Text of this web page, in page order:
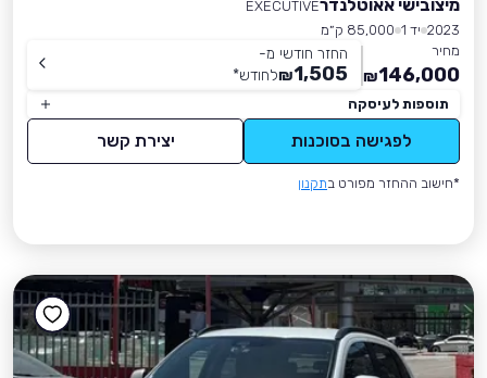
מיצובישי אאוטלנדרEXECUTIVE
2023 יד 1
85,000 ק״מ
מחיר
146,000
₪
החזר חודשי מ-
1,505
₪לחודש*
תוספות לעיסקה
לפגישה בסוכנות יצירת קשר
*חישוב ההחזר מפורט בתקנון